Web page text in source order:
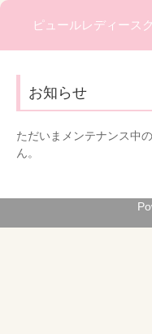
ピュールレディース
お知らせ
ただいまメンテナンス中
ん。